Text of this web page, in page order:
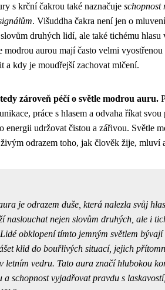
s krční čakrou také naznačuje schopnost
. Višuddha čakra není jen o
druhých lidí, ale také tichému hlasu
modrou aurou mají často velmi
a kdy je moudřejší zachovat mlčení.
zároveň péčí o světle modrou auru.
práce s hlasem a odvaha říkat svou
energii udržovat čistou a zářivou. Světle
odrazem toho, jak člověk žije, mluví
je odrazem duše, která nalezla svůj
naslouchat nejen slovům druhých, ale i
obklopení tímto jemným světlem
klid do bouřlivých situací, jejich
letním vedru. Tato aura značí hlubokou
a schopnost vyjadřovat pravdu s